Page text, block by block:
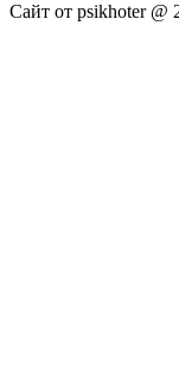
Сайт от psikhoter @